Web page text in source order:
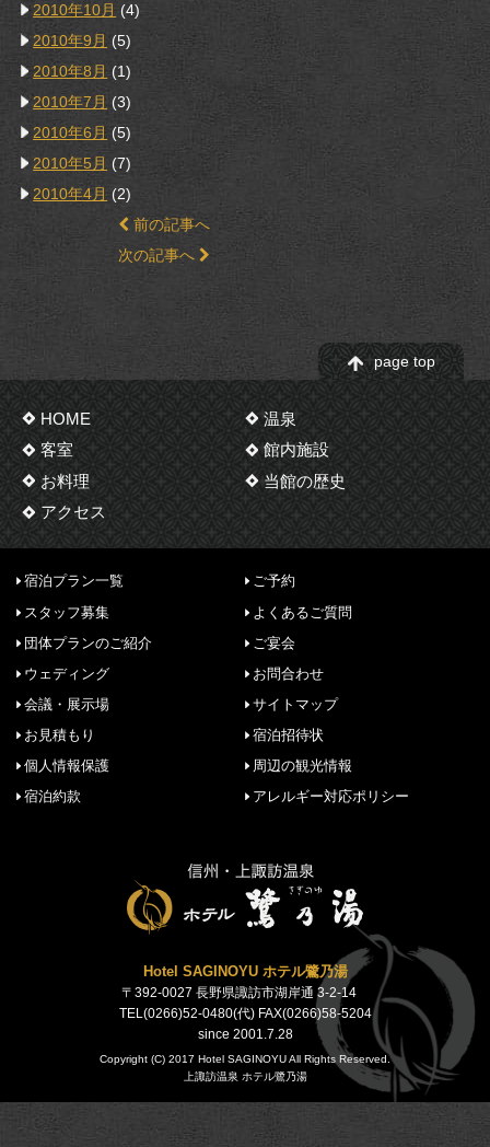
2010年10月 (4)
2010年9月 (5)
2010年8月 (1)
2010年7月 (3)
2010年6月 (5)
2010年5月 (7)
2010年4月 (2)
前の記事へ
次の記事へ
page top
HOME
温泉
客室
館内施設
お料理
当館の歴史
アクセス
宿泊プラン一覧
ご予約
スタッフ募集
よくあるご質問
団体プランのご紹介
ご宴会
ウェディング
お問合わせ
会議・展示場
サイトマップ
お見積もり
宿泊招待状
個人情報保護
周辺の観光情報
宿泊約款
アレルギー対応ポリシー
Hotel SAGINOYU ホテル鷺乃湯
〒392-0027 長野県諏訪市湖岸通 3-2-14
TEL(0266)52-0480(代) FAX(0266)58-5204
since 2001.7.28
Copyright (C) 2017 Hotel SAGINOYU All Rights Reserved.
上諏訪温泉 ホテル鷺乃湯